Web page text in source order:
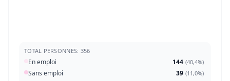
TOTAL PERSONNES: 356
En emploi 144 (40,4%)
Sans emploi 39 (11,0%)